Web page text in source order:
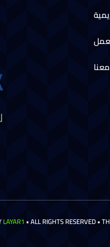
LAYAR1 • ALL RIGHTS RESERVED •